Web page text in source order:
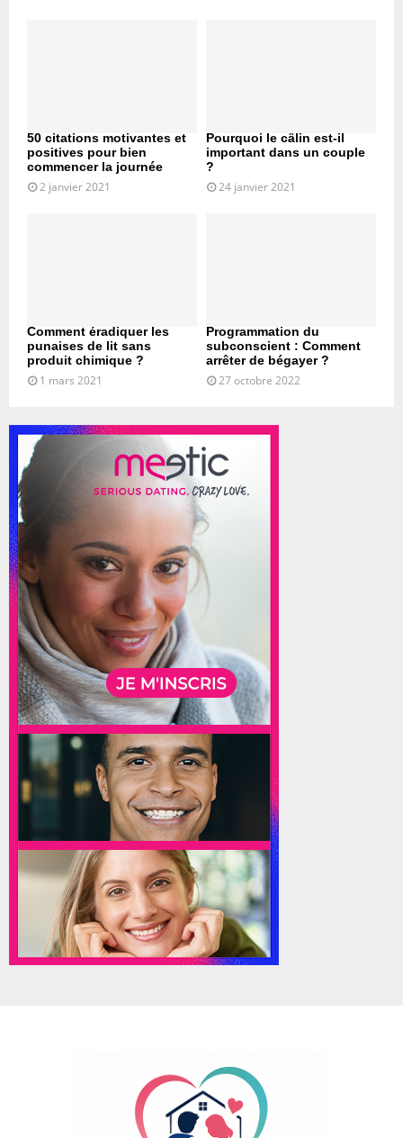
50 citations motivantes et
positives pour bien
commencer la journée
2 janvier 2021
Pourquoi le câlin est-il
important dans un couple
?
24 janvier 2021
Comment éradiquer les
punaises de lit sans
produit chimique ?
1 mars 2021
Programmation du
subconscient : Comment
arrêter de bégayer ?
27 octobre 2022